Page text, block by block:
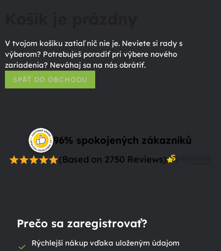
V tvojom košíku zatiaľ nič nie je. Neviete si rady s
výberom? Potrebuješ poradiť pri výbere nového
zariadenia? Neváhaj sa na nás obrátiť.
SPÄŤ DO OBCHODU
96% spokojených zákazníků
(Based on 2750 Reviews)
Prečo sa zaregistrovať?
Rýchlejší nákup vďaka uloženým údajom